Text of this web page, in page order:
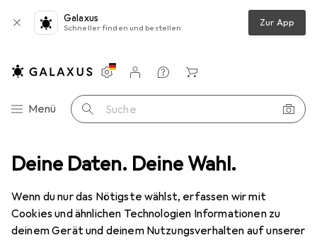
Deine Daten. Deine Wahl.
Wenn du nur das Nötigste wählst, erfassen wir mit
Cookies und ähnlichen Technologien Informationen zu
deinem Gerät und deinem Nutzungsverhalten auf unserer
Galaxus
Schneller finden und bestellen Zur App
Navigation nach Kategorien
Menü Suche
Einstellungen
Kundenkonto
Vergleichslisten
Merklisten
Warenkorb
Kabelleitung Lapp ÖLFLEX110CYBLACK06/1kVSteuerleitung
2 Bilder